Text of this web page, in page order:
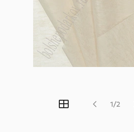
1/2